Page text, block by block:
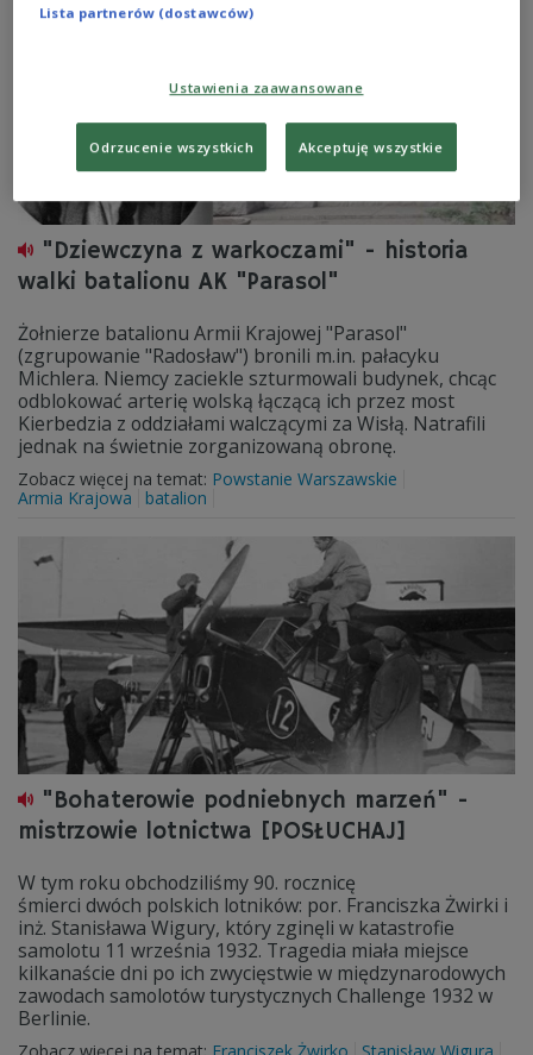
"Dziewczyna z warkoczami" - historia
walki batalionu AK "Parasol"
Żołnierze batalionu Armii Krajowej "Parasol"
(zgrupowanie "Radosław") bronili m.in. pałacyku
Michlera. Niemcy zaciekle szturmowali budynek, chcąc
odblokować arterię wolską łączącą ich przez most
Kierbedzia z oddziałami walczącymi za Wisłą. Natrafili
jednak na świetnie zorganizowaną obronę.
Zobacz więcej na temat: Powstanie Warszawskie
Armia Krajowa
batalion
"Bohaterowie podniebnych marzeń" -
mistrzowie lotnictwa [POSŁUCHAJ]
W tym roku obchodziliśmy 90. rocznicę
śmierci dwóch polskich lotników: por. Franciszka Żwirki i
inż. Stanisława Wigury, który zginęli w katastrofie
samolotu 11 września 1932. Tragedia miała miejsce
kilkanaście dni po ich zwycięstwie w międzynarodowych
zawodach samolotów turystycznych Challenge 1932 w
Berlinie.
Lista partnerów (dostawców)
Ustawienia zaawansowane
Odrzucenie wszystkich Akceptuję wszystkie